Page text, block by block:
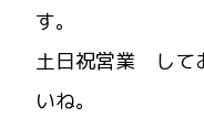
す。
土日祝営業 して
いね。